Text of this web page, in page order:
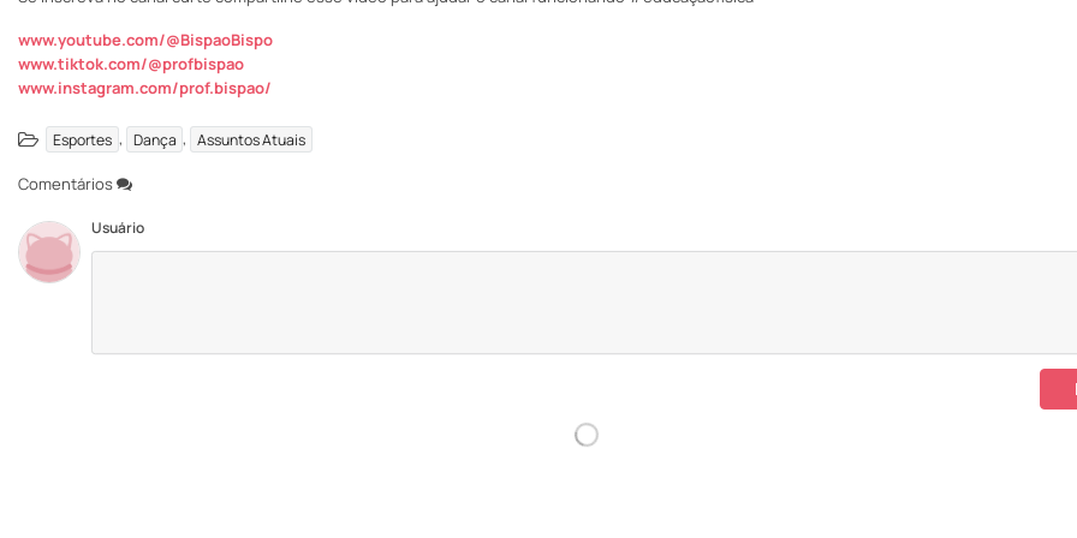
www.youtube.com/@BispaoBispo
www.tiktok.com/@profbispao
www.instagram.com/prof.bispao/
Esportes , Dança , Assuntos Atuais
Comentários
Usuário